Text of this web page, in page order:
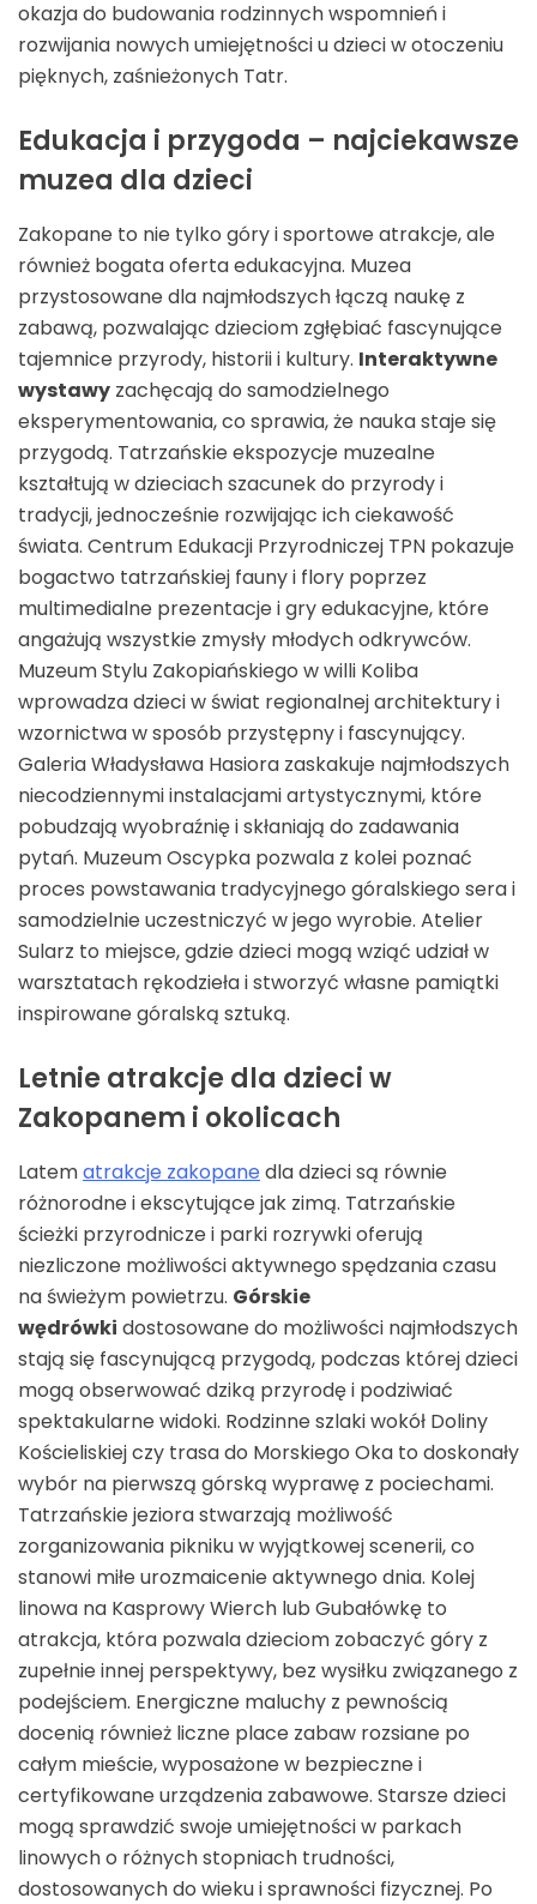
okazja do budowania rodzinnych wspomnień i
rozwijania nowych umiejętności u dzieci w otoczeniu
pięknych, zaśnieżonych Tatr.
Edukacja i przygoda – najciekawsze
muzea dla dzieci
Zakopane to nie tylko góry i sportowe atrakcje, ale
również bogata oferta edukacyjna. Muzea
przystosowane dla najmłodszych łączą naukę z
zabawą, pozwalając dzieciom zgłębiać fascynujące
tajemnice przyrody, historii i kultury. Interaktywne
wystawy zachęcają do samodzielnego
eksperymentowania, co sprawia, że nauka staje się
przygodą. Tatrzańskie ekspozycje muzealne
kształtują w dzieciach szacunek do przyrody i
tradycji, jednocześnie rozwijając ich ciekawość
świata. Centrum Edukacji Przyrodniczej TPN pokazuje
bogactwo tatrzańskiej fauny i flory poprzez
multimedialne prezentacje i gry edukacyjne, które
angażują wszystkie zmysły młodych odkrywców.
Muzeum Stylu Zakopiańskiego w willi Koliba
wprowadza dzieci w świat regionalnej architektury i
wzornictwa w sposób przystępny i fascynujący.
Galeria Władysława Hasiora zaskakuje najmłodszych
niecodziennymi instalacjami artystycznymi, które
pobudzają wyobraźnię i skłaniają do zadawania
pytań. Muzeum Oscypka pozwala z kolei poznać
proces powstawania tradycyjnego góralskiego sera i
samodzielnie uczestniczyć w jego wyrobie. Atelier
Sularz to miejsce, gdzie dzieci mogą wziąć udział w
warsztatach rękodzieła i stworzyć własne pamiątki
inspirowane góralską sztuką.
Letnie atrakcje dla dzieci w
Zakopanem i okolicach
Latematrakcje zakopane dla dzieci są równie
różnorodne i ekscytujące jak zimą. Tatrzańskie
ścieżki przyrodnicze i parki rozrywki oferują
niezliczone możliwości aktywnego spędzania czasu
na świeżym powietrzu. Górskie
wędrówki dostosowane do możliwości najmłodszych
stają się fascynującą przygodą, podczas której dzieci
mogą obserwować dziką przyrodę i podziwiać
spektakularne widoki. Rodzinne szlaki wokół Doliny
Kościeliskiej czy trasa do Morskiego Oka to doskonały
wybór na pierwszą górską wyprawę z pociechami.
Tatrzańskie jeziora stwarzają możliwość
zorganizowania pikniku w wyjątkowej scenerii, co
stanowi miłe urozmaicenie aktywnego dnia. Kolej
linowa na Kasprowy Wierch lub Gubałówkę to
atrakcja, która pozwala dzieciom zobaczyć góry z
zupełnie innej perspektywy, bez wysiłku związanego z
podejściem. Energiczne maluchy z pewnością
docenią również liczne place zabaw rozsiane po
całym mieście, wyposażone w bezpieczne i
certyfikowane urządzenia zabawowe. Starsze dzieci
mogą sprawdzić swoje umiejętności w parkach
linowych o różnych stopniach trudności,
dostosowanych do wieku i sprawności fizycznej. Po